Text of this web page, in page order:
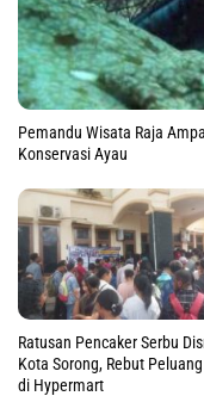
Pemandu Wisata Raja
Konservasi Ayau
Ratusan Pencaker Serbu
Kota Sorong, Rebut
di Hypermart